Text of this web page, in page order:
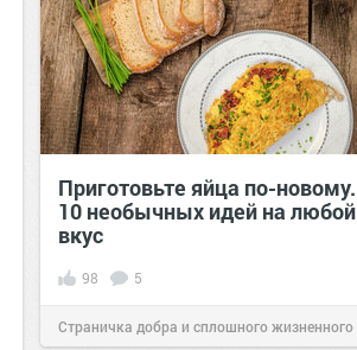
Приготовьте яйца по-новому.
10 необычных идей на любой
вкус
98 5
Страничка добра и сплошного жизненного